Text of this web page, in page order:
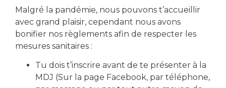
Toute l’équipe 🙌 du 𝓛𝓸𝓬𝓪𝓵 𝓐𝓬𝓽𝓲𝓸𝓷 𝓙𝓮𝓾𝓷𝓮𝓼
Partager cette article
Malgré la pandémie, nous pouvons t’accueillir
avec grand plaisir, cependant nous avons
bonifier nos règlements afin de respecter les
mesures sanitaires :
Tu dois t’inscrire avant de te présenter à la
MDJ (Sur la page Facebook, par téléphone,